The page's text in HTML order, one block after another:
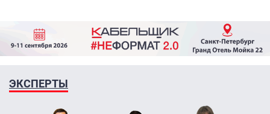
ЭКСПЕРТЫ